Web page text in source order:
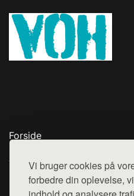
Vi bruger cookies på
forbedre din oplevelse,
Forside
Top Rabatter
Kontakt